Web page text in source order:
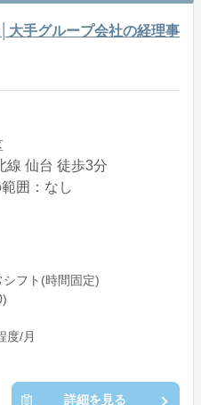
大手グループ会社の経理事
線 仙台 徒歩3分
囲：なし
フト(時間固定)
度/月
詳細を見る